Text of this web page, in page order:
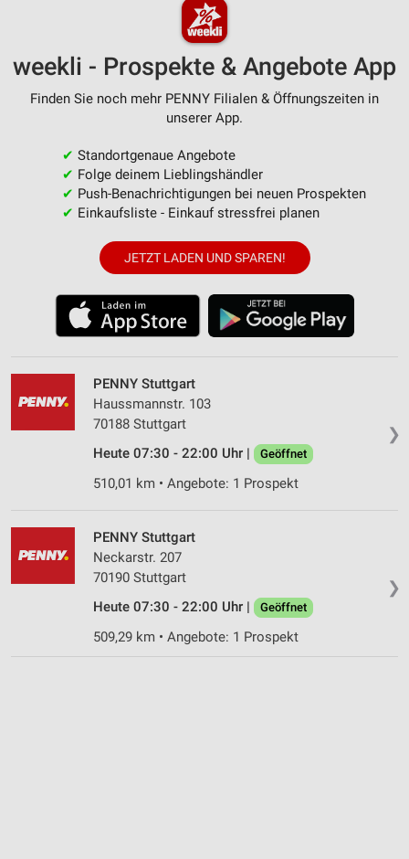
weekli - Prospekte & Angebote App
Finden Sie noch mehr PENNY Filialen & Öffnungszeiten in
unserer App.
✔ Standortgenaue Angebote
✔ Folge deinem Lieblingshändler
✔ Push-Benachrichtigungen bei neuen Prospekten
✔ Einkaufsliste - Einkauf stressfrei planen
JETZT LADEN UND SPAREN!
❯
PENNY Stuttgart
Haussmannstr. 103
70188 Stuttgart
Heute 07:30 - 22:00 Uhr |
Geöffnet
510,01 km • Angebote: 1 Prospekt
❯
PENNY Stuttgart
Neckarstr. 207
70190 Stuttgart
Heute 07:30 - 22:00 Uhr |
Geöffnet
509,29 km • Angebote: 1 Prospekt